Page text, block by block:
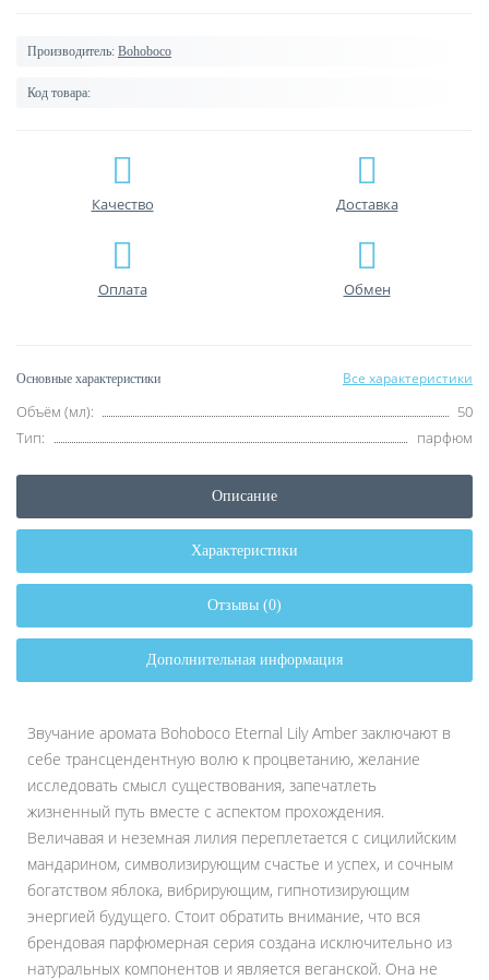
Производитель: Bohoboco
Код товара:
Качество Доставка
Оплата Обмен
Основные характеристики Все характеристики
Объём (мл):
50
Тип:
парфюм
Описание
Характеристики
Отзывы (0)
Дополнительная информация
Звучание аромата Bohoboco Eternal Lily Amber заключают в
себе трансцендентную волю к процветанию, желание
исследовать смысл существования, запечатлеть
жизненный путь вместе с аспектом прохождения.
Величавая и неземная лилия переплетается с сицилийским
мандарином, символизирующим счастье и успех, и сочным
богатством яблока, вибрирующим, гипнотизирующим
энергией будущего. Стоит обратить внимание, что вся
брендовая парфюмерная серия создана исключительно из
натуральных компонентов и является веганской. Она не